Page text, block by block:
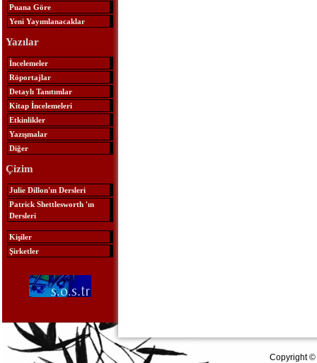
Puana Göre
Yeni Yayımlanacaklar
Yazılar
İncelemeler
Röportajlar
Detaylı Tanıtımlar
Kitap İncelemeleri
Etkinlikler
Yazışmalar
Diğer
Çizim
Julie Dillon'ın Dersleri
Patrick Shettlesworth 'ın
Dersleri
Kişiler
Şirketler
Copyright ©